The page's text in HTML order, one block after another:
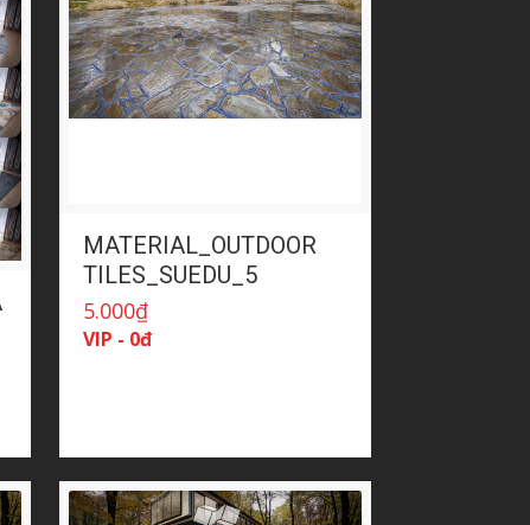
MATERIAL_OUTDOOR
TILES_SUEDU_5
5.000₫
VIP - 0đ